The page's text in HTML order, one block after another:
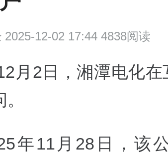
2025-12-02 17:44 4838阅读
月2日，湘潭电化在
年11月28日，该